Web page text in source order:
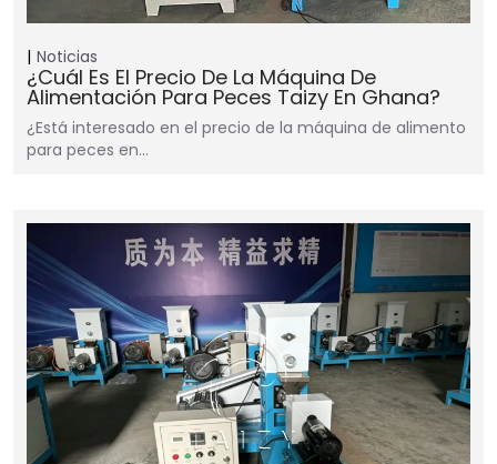
Noticias
¿Cuál Es El Precio De La Máquina De
Alimentación Para Peces Taizy En Ghana?
¿Está interesado en el precio de la máquina de alimento
para peces en…